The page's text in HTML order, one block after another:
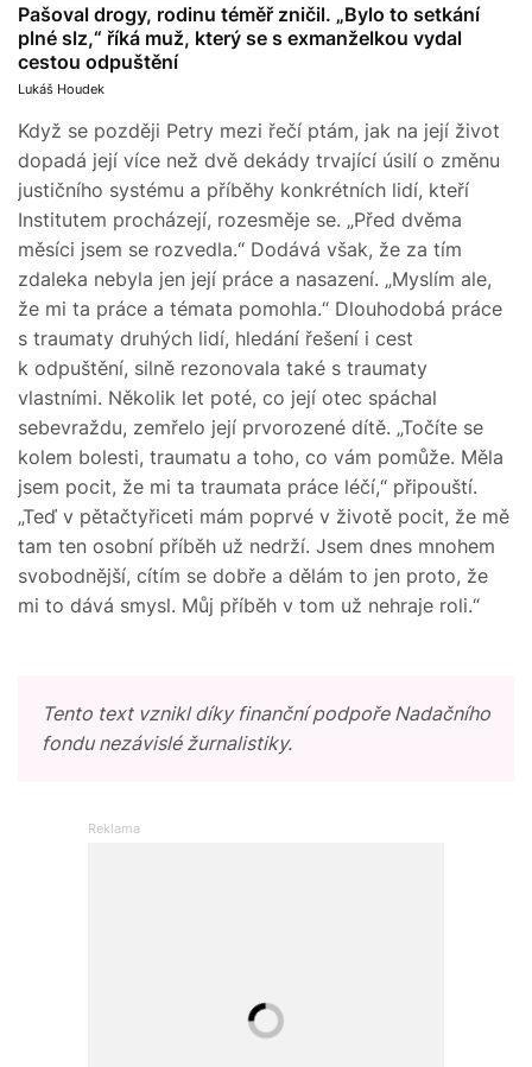
Pašoval drogy, rodinu téměř zničil. „Bylo to setkání
plné slz,“ říká muž, který se s exmanželkou vydal
cestou odpuštění
Lukáš Houdek
Když se později Petry mezi řečí ptám, jak na její život
dopadá její více než dvě dekády trvající úsilí o změnu
justičního systému a příběhy konkrétních lidí, kteří
Institutem procházejí, rozesměje se. „Před dvěma
měsíci jsem se rozvedla.“ Dodává však, že za tím
zdaleka nebyla jen její práce a nasazení. „Myslím ale,
že mi ta práce a témata pomohla.“ Dlouhodobá práce
s traumaty druhých lidí, hledání řešení i cest
k odpuštění, silně rezonovala také s traumaty
vlastními. Několik let poté, co její otec spáchal
sebevraždu, zemřelo její prvorozené dítě. „Točíte se
kolem bolesti, traumatu a toho, co vám pomůže. Měla
jsem pocit, že mi ta traumata práce léčí,“ připouští.
„Teď v pětačtyřiceti mám poprvé v životě pocit, že mě
tam ten osobní příběh už nedrží. Jsem dnes mnohem
svobodnější, cítím se dobře a dělám to jen proto, že
mi to dává smysl. Můj příběh v tom už nehraje roli.“
Tento text vznikl díky finanční podpoře Nadačního
fondu nezávislé žurnalistiky.